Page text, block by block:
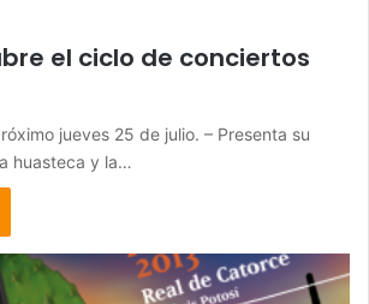
el ciclo de conciertos
jueves 25 de julio. – Presenta su
huasteca y la…